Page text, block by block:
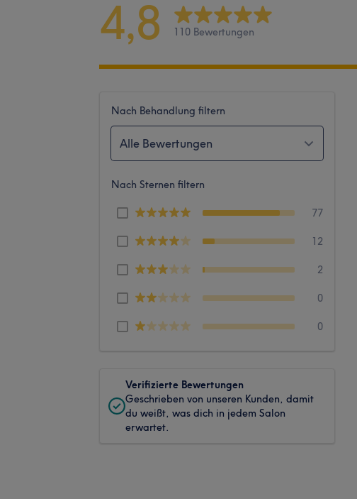
4,8 110 Bewertungen
Nach Behandlung filtern
Alle Bewertungen
Nach Sternen filtern
77
12
2
0
0
Verifizierte Bewertungen
Geschrieben von unseren Kunden, damit
du weißt, was dich in jedem Salon
erwartet.